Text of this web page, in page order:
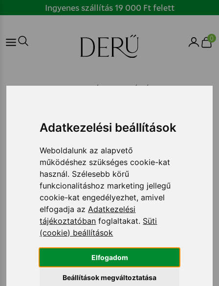
Adatkezelési beállítások
Weboldalunk az alapvető
működéshez szükséges cookie-kat
használ. Szélesebb körű
funkcionalitáshoz marketing jellegű
cookie-kat engedélyezhet, amivel
elfogadja az Adatkezelési
tájékoztatóban foglaltakat. Süti
(cookie) beállítások
Elfogadom
Beállítások megváltoztatása
a
Ingyenes szállítás 19 000 Ft felett
Főmenü 0
RITMUS ÉS REGENERÁCIÓ
hatása a mentális
egészségre: mennyi elég, és
miért működik?
Megosztás Nyomtatás